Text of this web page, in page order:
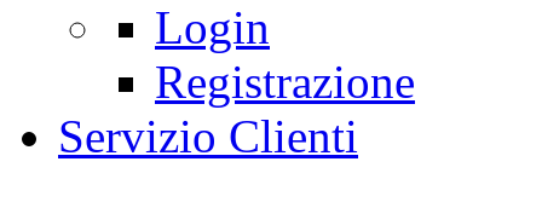
Login
Registrazione
Servizio Clienti